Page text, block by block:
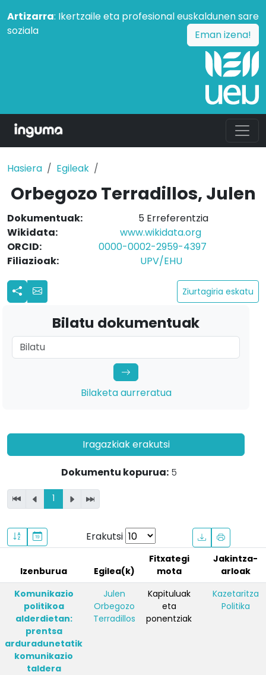
Artizarra: Ikertzaile eta profesional euskaldunen sare
soziala
Eman izena!
Hasiera Egileak
Orbegozo Terradillos, Julen
Dokumentuak:
5 Erreferentzia
Wikidata:
www.wikidata.org
ORCID:
0000-0002-2959-4397
Filiazioak:
UPV/EHU
Ziurtagiria eskatu
Bilatu dokumentuak
Bilaketa aurreratua
Iragazkiak erakutsi
Dokumentu kopurua:5
1
Erakutsi
Izenburua Egilea(k)
Fitxategi
mota
Jakintza-
arloak
Komunikazio
politikoa
alderdietan:
prentsa
arduradunetatik
komunikazio
taldera
Julen
Orbegozo
Terradillos
Kapituluak
eta
ponentziak
Kazetaritza
Politika